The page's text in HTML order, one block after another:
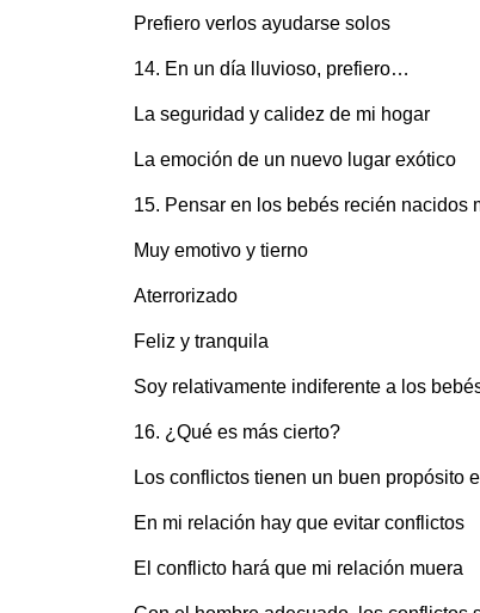
Prefiero verlos ayudarse solos
14. En un día lluvioso, prefiero…
La seguridad y calidez de mi hogar
La emoción de un nuevo lugar exótico
15. Pensar en los bebés recién nacidos
Muy emotivo y tierno
Aterrorizado
Feliz y tranquila
Soy relativamente indiferente a los
16. ¿Qué es más cierto?
Los conflictos tienen un buen propósito
En mi relación hay que evitar conflictos
El conflicto hará que mi relación muera